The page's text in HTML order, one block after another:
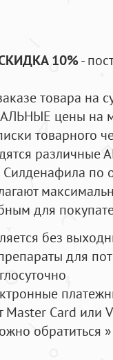
10%-
товара на
цены на
товарного
по
для
без
для
Master Card или
обратиться